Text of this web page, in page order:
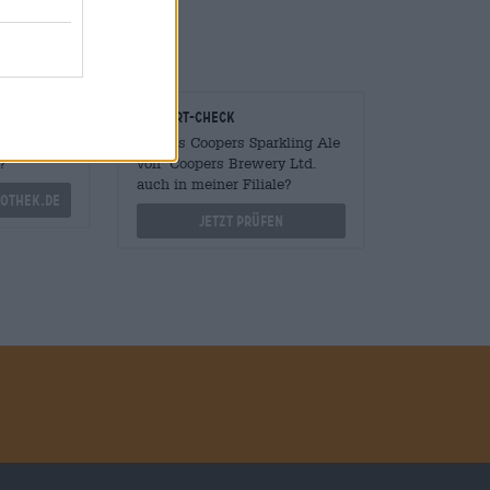
Vor-Ort-Check
Gibt es Coopers Sparkling Ale
von Coopers Brewery Ltd.
auch in meiner Filiale?
Jetzt prüfen